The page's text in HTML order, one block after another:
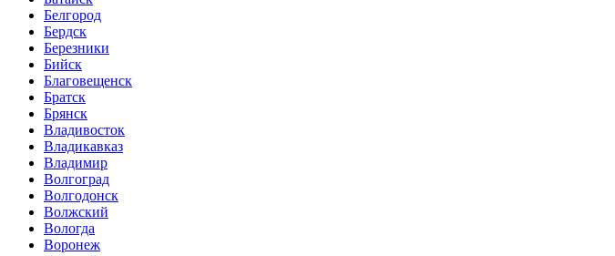
Белгород
Бердск
Березники
Бийск
Благовещенск
Братск
Брянск
Владивосток
Владикавказ
Владимир
Волгоград
Волгодонск
Волжский
Вологда
Воронеж